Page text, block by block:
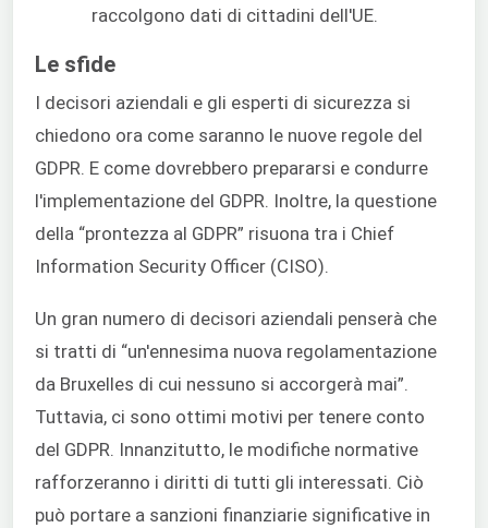
raccolgono dati di cittadini dell'UE.
Le sfide
I decisori aziendali e gli esperti di sicurezza si
chiedono ora come saranno le nuove regole del
GDPR. E come dovrebbero prepararsi e condurre
l'implementazione del GDPR. Inoltre, la questione
della “prontezza al GDPR” risuona tra i Chief
Information Security Officer (CISO).
Un gran numero di decisori aziendali penserà che
si tratti di “un'ennesima nuova regolamentazione
da Bruxelles di cui nessuno si accorgerà mai”.
Tuttavia, ci sono ottimi motivi per tenere conto
del GDPR. Innanzitutto, le modifiche normative
rafforzeranno i diritti di tutti gli interessati. Ciò
può portare a sanzioni finanziarie significative in